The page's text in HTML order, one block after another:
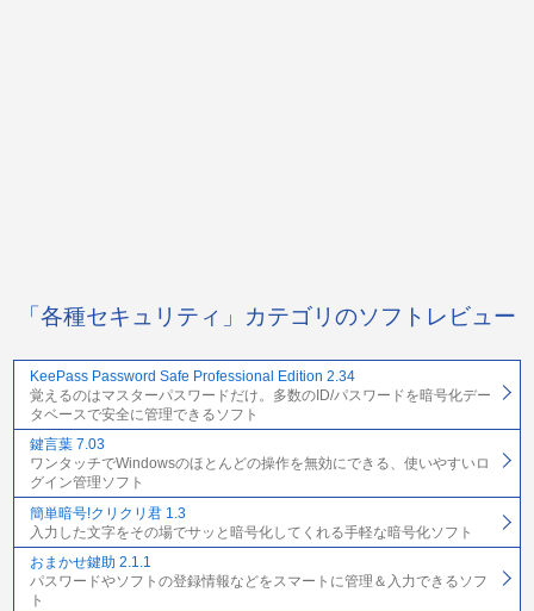
「各種セキュリティ」カテゴリのソフトレビュー
KeePass Password Safe Professional Edition 2.34
覚えるのはマスターパスワードだけ。多数のID/パスワードを暗号化デー
タベースで安全に管理できるソフト
鍵言葉 7.03
ワンタッチでWindowsのほとんどの操作を無効にできる、使いやすいロ
グイン管理ソフト
簡単暗号!クリクリ君 1.3
入力した文字をその場でサッと暗号化してくれる手軽な暗号化ソフト
おまかせ鍵助 2.1.1
パスワードやソフトの登録情報などをスマートに管理＆入力できるソフ
ト